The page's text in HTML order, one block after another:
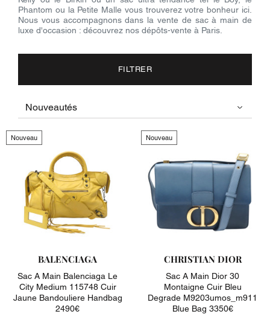
Phantom ou la Petite Malle vous trouverez votre bonheur ici.
Nous vous accompagnons dans la vente de sac à main de
luxe d'occasion : découvrez nos dépôts-vente à Paris.
FILTRER
Nouveau
BALENCIAGA
Sac A Main Balenciaga Le
City Medium 115748 Cuir
Jaune Bandouliere Handbag
2490€
Nouveau
CHRISTIAN DIOR
Sac A Main Dior 30
Montaigne Cuir Bleu
Degrade M9203umos_m911
Blue Bag 3350€